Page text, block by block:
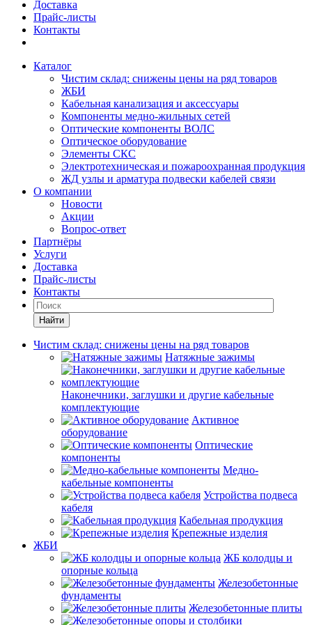
Доставка
Прайс-листы
Контакты
Каталог
Чистим склад: снижены цены на ряд товаров
ЖБИ
Кабельная канализация и аксессуары
Компоненты медно-жильных сетей
Оптические компоненты ВОЛС
Оптическое оборудование
Элементы СКС
Электротехническая и пожароохранная продукция
ЖД узлы и арматура подвески кабелей связи
О компании
Новости
Акции
Вопрос-ответ
Партнёры
Услуги
Доставка
Прайс-листы
Контакты
Найти
Чистим склад: снижены цены на ряд товаров
Натяжные зажимы
Наконечники, заглушки и другие кабельные
комплектующие
Активное
оборудование
Оптические
компоненты
Медно-
кабельные компоненты
Устройства подвеса
кабеля
Кабельная продукция
Крепежные изделия
ЖБИ
ЖБ колодцы и
опорные кольца
Железобетонные
фундаменты
Железобетонные плиты